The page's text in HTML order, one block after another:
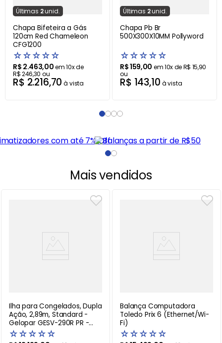
Últimas 2unid.
Chapa Bifeteira a Gás
120cm Red Chameleon
CFG1200
☆☆☆☆☆
R$ 2.463,00em10x de
R$246,30 ou
R$ 2.216,70 à vista
Últimas 2unid.
Chapa Pb Br
500X300X10MM Pollyword
☆☆☆☆☆
R$159,00 em10x deR$ 15,90
ou
R$ 143,10 à vista
Mais vendidos
Ilha para Congelados, Dupla
Ação, 2,89m, Standard -
Gelopar GESV-290R PR -
220V
☆☆☆☆☆
Balança Computadora
Toledo Prix 6 (Ethernet/Wi-
Fi)
☆☆☆☆☆